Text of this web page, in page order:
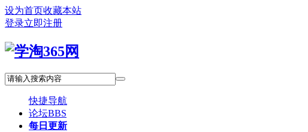
设为首页收藏本站
登录立即注册
快捷导航
论坛BBS
每日更新